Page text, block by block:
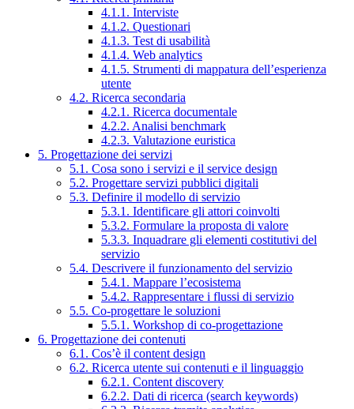
4.1.1. Interviste
4.1.2. Questionari
4.1.3. Test di usabilità
4.1.4. Web analytics
4.1.5. Strumenti di mappatura dell’esperienza
utente
4.2. Ricerca secondaria
4.2.1. Ricerca documentale
4.2.2. Analisi benchmark
4.2.3. Valutazione euristica
5. Progettazione dei servizi
5.1. Cosa sono i servizi e il service design
5.2. Progettare servizi pubblici digitali
5.3. Definire il modello di servizio
5.3.1. Identificare gli attori coinvolti
5.3.2. Formulare la proposta di valore
5.3.3. Inquadrare gli elementi costitutivi del
servizio
5.4. Descrivere il funzionamento del servizio
5.4.1. Mappare l’ecosistema
5.4.2. Rappresentare i flussi di servizio
5.5. Co-progettare le soluzioni
5.5.1. Workshop di co-progettazione
6. Progettazione dei contenuti
6.1. Cos’è il content design
6.2. Ricerca utente sui contenuti e il linguaggio
6.2.1. Content discovery
6.2.2. Dati di ricerca (search keywords)